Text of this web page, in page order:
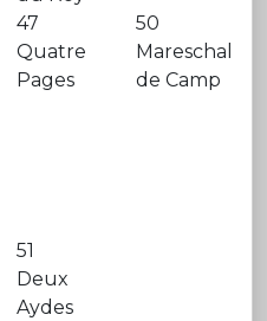
47
Quatre
Pages
50
Mareschal
de Camp
51
Deux
Aydes